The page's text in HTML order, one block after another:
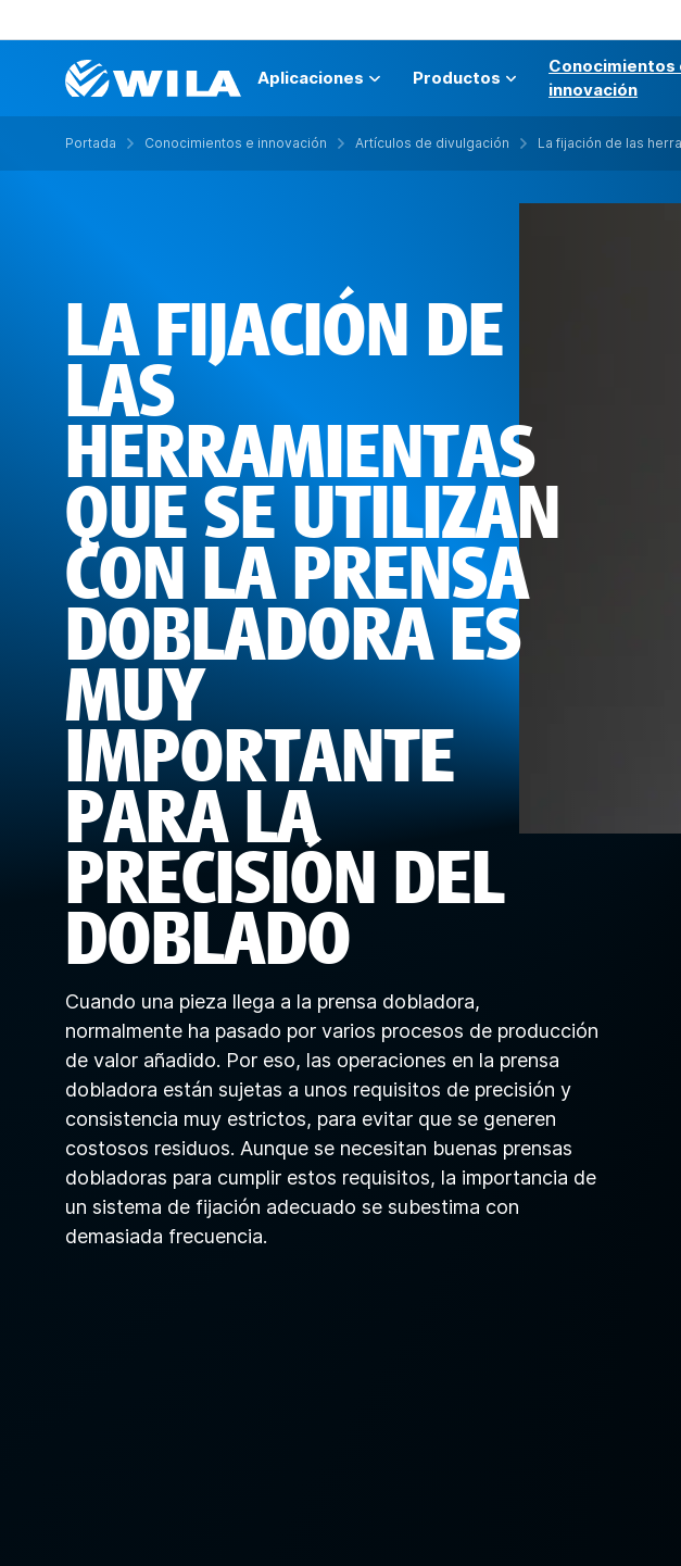
Aplicaciones Productos
Conocimientos
innovación
Portada Conocimientos e innovación Artículos de divulgación La fijación de las
LA FIJACIÓN DE
LAS
HERRAMIENTAS
QUE SE UTILIZAN
CON LA PRENSA
DOBLADORA ES
MUY
IMPORTANTE
PARA LA
PRECISIÓN DEL
DOBLADO
Cuando una pieza llega a la prensa dobladora,
normalmente ha pasado por varios procesos de producción
de valor añadido. Por eso, las operaciones en la prensa
dobladora están sujetas a unos requisitos de precisión y
consistencia muy estrictos, para evitar que se generen
costosos residuos. Aunque se necesitan buenas prensas
dobladoras para cumplir estos requisitos, la importancia de
un sistema de fijación adecuado se subestima con
demasiada frecuencia.